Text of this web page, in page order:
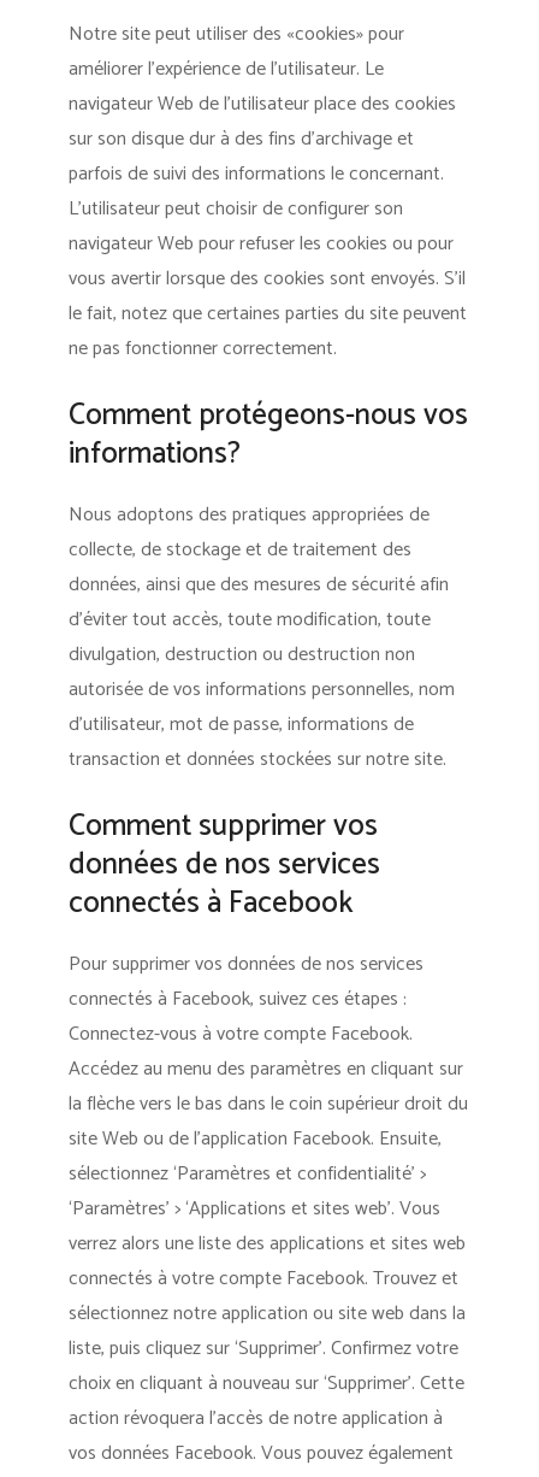
Notre site peut utiliser des «cookies» pour
améliorer l’expérience de l’utilisateur. Le
navigateur Web de l’utilisateur place des cookies
sur son disque dur à des fins d’archivage et
parfois de suivi des informations le concernant.
L’utilisateur peut choisir de configurer son
navigateur Web pour refuser les cookies ou pour
vous avertir lorsque des cookies sont envoyés. S’il
le fait, notez que certaines parties du site peuvent
ne pas fonctionner correctement.
Comment protégeons-nous vos
informations?
Nous adoptons des pratiques appropriées de
collecte, de stockage et de traitement des
données, ainsi que des mesures de sécurité afin
d’éviter tout accès, toute modification, toute
divulgation, destruction ou destruction non
autorisée de vos informations personnelles, nom
d’utilisateur, mot de passe, informations de
transaction et données stockées sur notre site.
Comment supprimer vos
données de nos services
connectés à Facebook
Pour supprimer vos données de nos services
connectés à Facebook, suivez ces étapes :
Connectez-vous à votre compte Facebook.
Accédez au menu des paramètres en cliquant sur
la flèche vers le bas dans le coin supérieur droit du
site Web ou de l’application Facebook. Ensuite,
sélectionnez ‘Paramètres et confidentialité’ >
‘Paramètres’ > ‘Applications et sites web’. Vous
verrez alors une liste des applications et sites web
connectés à votre compte Facebook. Trouvez et
sélectionnez notre application ou site web dans la
liste, puis cliquez sur ‘Supprimer’. Confirmez votre
choix en cliquant à nouveau sur ‘Supprimer’. Cette
action révoquera l’accès de notre application à
vos données Facebook. Vous pouvez également